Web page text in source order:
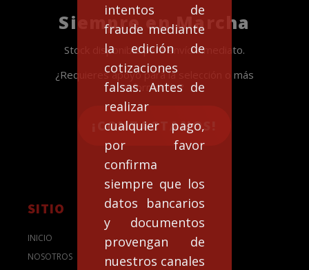
intentos de
fraude mediante
la edición de
cotizaciones
falsas. Antes de
realizar
cualquier pago,
por favor
confirma
siempre que los
datos bancarios
y documentos
provengan de
nuestros canales
Siempre en Marcha
Stock disponible para envío inmediato.
¿Requieres apoyo para la selección o más
información?
¡CONTACTANOS!
SITIO
INICIO
NOSOTROS